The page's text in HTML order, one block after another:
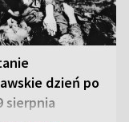
dzień po
sierpnia